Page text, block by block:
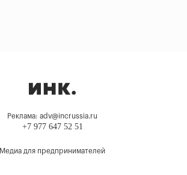
Реклама: adv@incrussia.ru
+7 977 647 52 51
Медиа для предпринимателей